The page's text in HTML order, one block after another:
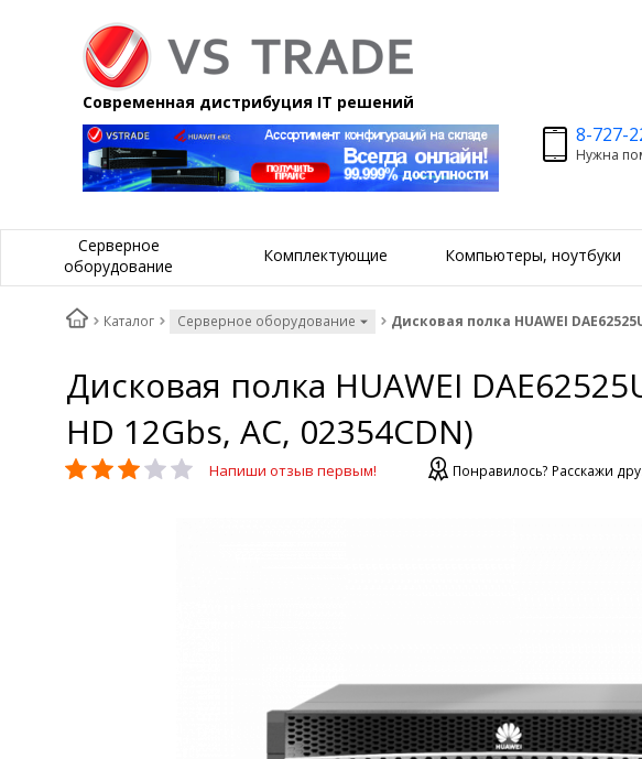
Современная дистрибуция IT решений
8-727-
Нужна
Серверное
оборудование
Комплектующие Компьютеры, ноутбуки
Каталог Серверное оборудование Дисковая полка HUAWEI
Дисковая полка HUAWEI
HD 12Gbs, AC, 02354CDN)
Напиши отзыв первым! Понравилось? Расскажи